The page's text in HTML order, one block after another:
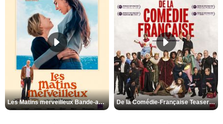
Les Matins merveilleux Bande-annonce VF De la Comédie-Française Teaser VF